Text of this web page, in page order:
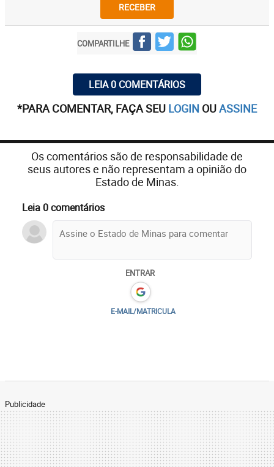
RECEBER
COMPARTILHE
LEIA 0 COMENTÁRIOS
*PARA COMENTAR, FAÇA SEU LOGIN OUASSINE
Os comentários são de responsabilidade de
seus autores e não representam a opinião do
Estado de Minas.
Leia 0 comentários
ENTRAR
E-MAIL/MATRICULA
Publicidade